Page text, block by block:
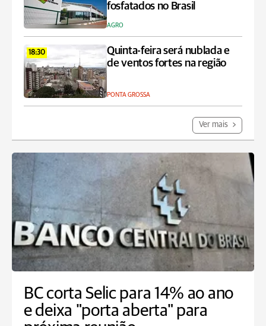
fosfatados no Brasil
AGRO
18:30
Quinta-feira será nublada e
de ventos fortes na região
PONTA GROSSA
Ver mais
BC corta Selic para 14% ao ano
e deixa "porta aberta" para